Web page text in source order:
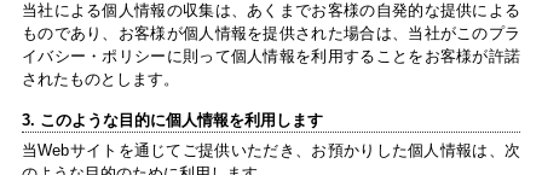
当社による個人情報の収集は、あくまでお客様の自発的な提供による
ものであり、お客様が個人情報を提供された場合は、当社がこのプラ
イバシー・ポリシーに則って個人情報を利用することをお客様が許諾
されたものとします。
3. このような目的に個人情報を利用します
当Webサイトを通じてご提供いただき、お預かりした個人情報は、次